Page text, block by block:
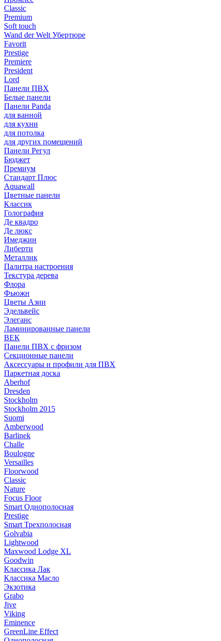
Classic
Premium
Soft touch
Wand der Welt Убертюре
Favorit
Prestige
Premiere
President
Lord
Панели ПВХ
Белые панели
Панели Panda
для ванной
для кухни
для потолка
для других помещений
Панели Регул
Бюджет
Премиум
Стандарт Плюс
Aquawall
Цветные панели
Классик
Голография
Де квадро
Де люкс
Имеджин
Либерти
Металлик
Палитра настроения
Текстура дерева
Флора
Фьюжн
Цветы Азии
Эдельвейс
Элеганс
Ламинированные панели
ВЕК
Панели ПВХ с фризом
Секционные панели
Аксессуары и профили для ПВХ
Паркетная доска
Aberhof
Dresden
Stockholm
Stockholm 2015
Suomi
Amberwood
Barlinek
Challe
Boulogne
Versailles
Floorwood
Classic
Nature
Focus Floor
Smart Однополосная
Prestige
Smart Трехполосная
Golvabia
Lightwood
Maxwood Lodge XL
Goodwin
Классика Лак
Классика Масло
Экзотика
Grabo
Jive
Viking
Eminence
GreenLine Effect